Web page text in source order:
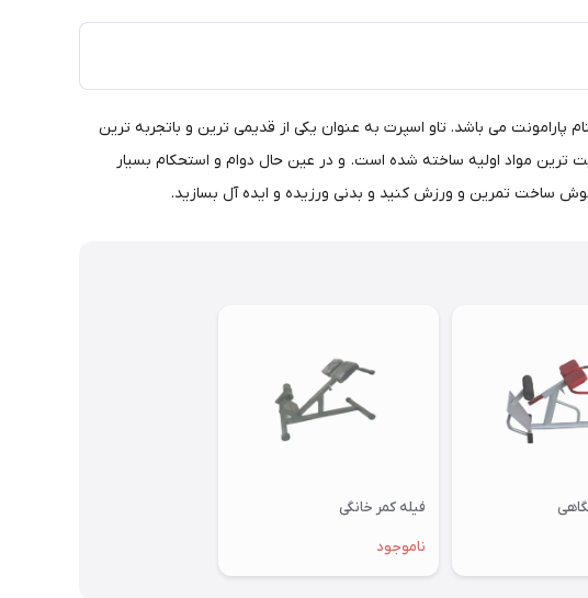
می باشد. تاو اسپرت به عنوان یکی از قدیمی ترین و باتجربه ترین
ترین مواد اولیه ساخته شده است. و در عین حال دوام و استحکام بسیار
ساخت تمرین و ورزش کنید و بدنی ورزیده و ایده آل بسازید.
فیله کمر خانگی
ناموجود